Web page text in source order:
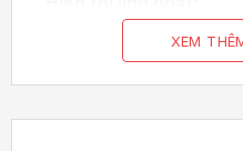
Hỗ trợ nhiều kiểu
masonry, phù hợp với